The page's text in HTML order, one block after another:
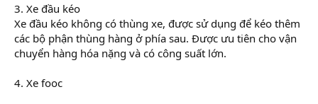
3. Xe đầu kéo
Xe đầu kéo không có thùng xe, được sử dụng để kéo thêm
các bộ phận thùng hàng ở phía sau. Được ưu tiên cho vận
chuyển hàng hóa nặng và có công suất lớn.
4. Xe fooc